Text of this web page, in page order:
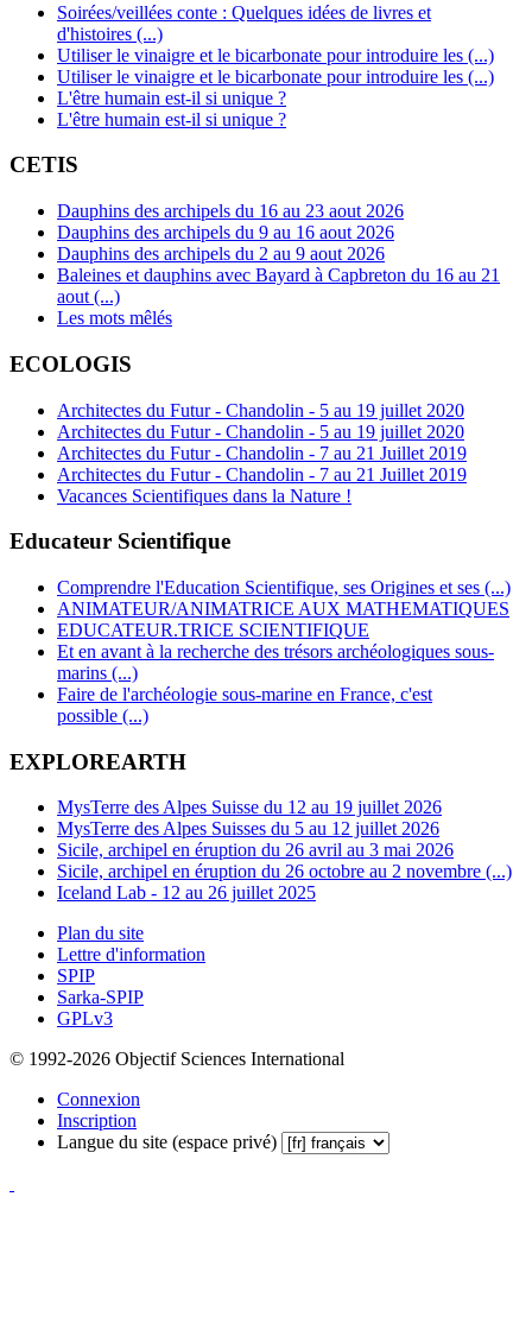
Soirées/veillées conte : Quelques idées de livres et
d'histoires (...)
Utiliser le vinaigre et le bicarbonate pour introduire les (...)
Utiliser le vinaigre et le bicarbonate pour introduire les (...)
L'être humain est-il si unique ?
L'être humain est-il si unique ?
CETIS
Dauphins des archipels du 16 au 23 aout 2026
Dauphins des archipels du 9 au 16 aout 2026
Dauphins des archipels du 2 au 9 aout 2026
Baleines et dauphins avec Bayard à Capbreton du 16 au 21
aout (...)
Les mots mêlés
ECOLOGIS
Architectes du Futur - Chandolin - 5 au 19 juillet 2020
Architectes du Futur - Chandolin - 5 au 19 juillet 2020
Architectes du Futur - Chandolin - 7 au 21 Juillet 2019
Architectes du Futur - Chandolin - 7 au 21 Juillet 2019
Vacances Scientifiques dans la Nature !
Educateur Scientifique
Comprendre l'Education Scientifique, ses Origines et ses (...)
ANIMATEUR/ANIMATRICE AUX MATHEMATIQUES
EDUCATEUR.TRICE SCIENTIFIQUE
Et en avant à la recherche des trésors archéologiques sous-
marins (...)
Faire de l'archéologie sous-marine en France, c'est
possible (...)
EXPLOREARTH
MysTerre des Alpes Suisse du 12 au 19 juillet 2026
MysTerre des Alpes Suisses du 5 au 12 juillet 2026
Sicile, archipel en éruption du 26 avril au 3 mai 2026
Sicile, archipel en éruption du 26 octobre au 2 novembre (...)
Iceland Lab - 12 au 26 juillet 2025
Plan du site
Lettre d'information
SPIP
Sarka-SPIP
GPLv3
© 1992-2026 Objectif Sciences International
Connexion
Inscription
Langue du site (espace privé)